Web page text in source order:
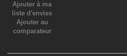
Ajouter à ma
liste d'envies
Ajouter au
comparateur